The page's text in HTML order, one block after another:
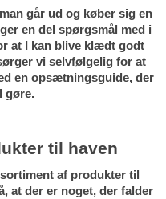
går ud og køber sig en
en del spørgsmål med i
at I kan blive klædt godt
vi selvfølgelig for at
en opsætningsguide, der
gøre.
til haven
af produkter til
at der er noget, der falder